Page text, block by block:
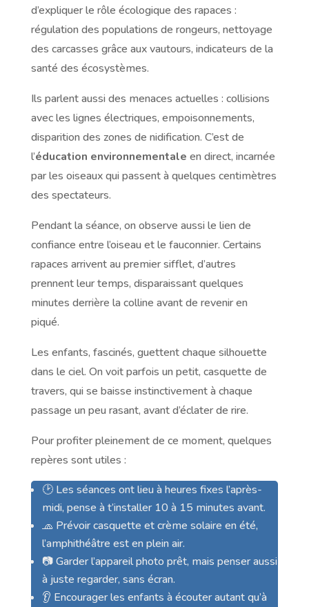
d’expliquer le rôle écologique des rapaces :
régulation des populations de rongeurs, nettoyage
des carcasses grâce aux vautours, indicateurs de la
santé des écosystèmes.
Ils parlent aussi des menaces actuelles : collisions
avec les lignes électriques, empoisonnements,
disparition des zones de nidification. C’est de
l’éducation environnementale en direct, incarnée
par les oiseaux qui passent à quelques centimètres
des spectateurs.
Pendant la séance, on observe aussi le lien de
confiance entre l’oiseau et le fauconnier. Certains
rapaces arrivent au premier sifflet, d’autres
prennent leur temps, disparaissant quelques
minutes derrière la colline avant de revenir en
piqué.
Les enfants, fascinés, guettent chaque silhouette
dans le ciel. On voit parfois un petit, casquette de
travers, qui se baisse instinctivement à chaque
passage un peu rasant, avant d’éclater de rire.
Pour profiter pleinement de ce moment, quelques
repères sont utiles :
🕑 Les séances ont lieu à heures fixes l’après-
midi, pense à t’installer 10 à 15 minutes avant.
🧢 Prévoir casquette et crème solaire en été,
l’amphithéâtre est en plein air.
📷 Garder l’appareil photo prêt, mais penser aussi
à juste regarder, sans écran.
👂 Encourager les enfants à écouter autant qu’à